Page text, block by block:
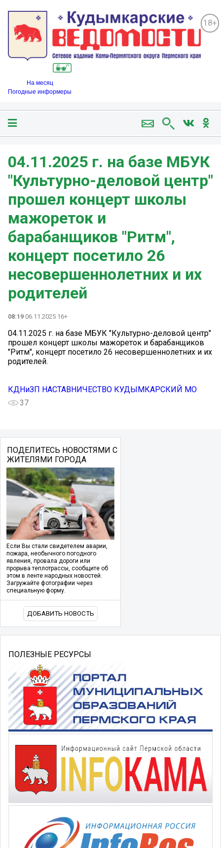
18+
На месяц
Погодные информеры
04.11.2025 г. на базе МБУК
"Культурно-деловой центр"
прошел концерт школы
мажореток и
барабанщиков "Ритм",
концерт посетило 26
несовершеннолетних и их
родителей
08:19 06.11.2025 16+
04.11.2025 г. на базе МБУК "Культурно-деловой центр"
прошел концерт школы мажореток и барабанщиков
"Ритм", концерт посетило 26 несовершеннолетних и их
родителей.
КДНиЗП НАСТАВНИЧЕСТВО КУДЫМКАРСКИЙ МО
37
ПОДЕЛИТЕСЬ НОВОСТЯМИ С
ЖИТЕЛЯМИ ГОРОДА
Если Вы стали свидетелем аварии,
пожара, необычного погодного
явления, провала дороги или
прорыва теплотрассы, сообщите об
этом в ленте народных новостей.
Загружайте фотографии через
специальную форму.
ДОБАВИТЬ НОВОСТЬ
ПОЛЕЗНЫЕ РЕСУРСЫ